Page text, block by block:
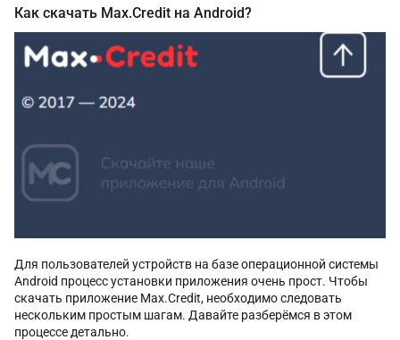
Как скачать Max.Credit на Android?
Для пользователей устройств на базе операционной системы
Android процесс установки приложения очень прост. Чтобы
скачать приложение Max.Credit, необходимо следовать
нескольким простым шагам. Давайте разберёмся в этом
процессе детально.